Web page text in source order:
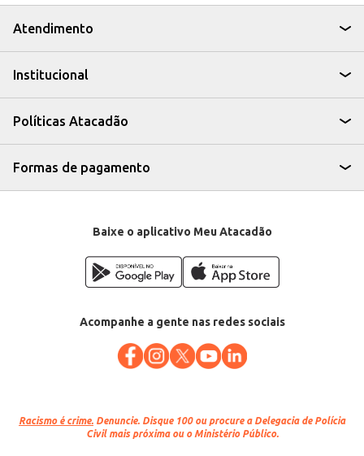
Categoria: Carne Suína
Venda por quilo, na peça.
Congelada
Ideal para assar em forno convencional ou churrasqueira.
Sirva como prato principal em seu estabelecimento ou em casa.
Combine com acompanhamentos como farofa, arroz e salada.
A Picanha Suína Nabrasa Perdigão Congelada Temperada oferece
marcante, facilitando o preparo e otimizando seu tempo.
Atendimento
Institucional
Políticas Atacadão
Formas de pagamento
Baixe o aplicativo Meu Atacadão
Acompanhe a gente nas redes sociais
Racismo é crime. Denuncie. Disque 100 ou procure a Delegacia de Polícia
Civil mais próxima ou o Ministério Público.